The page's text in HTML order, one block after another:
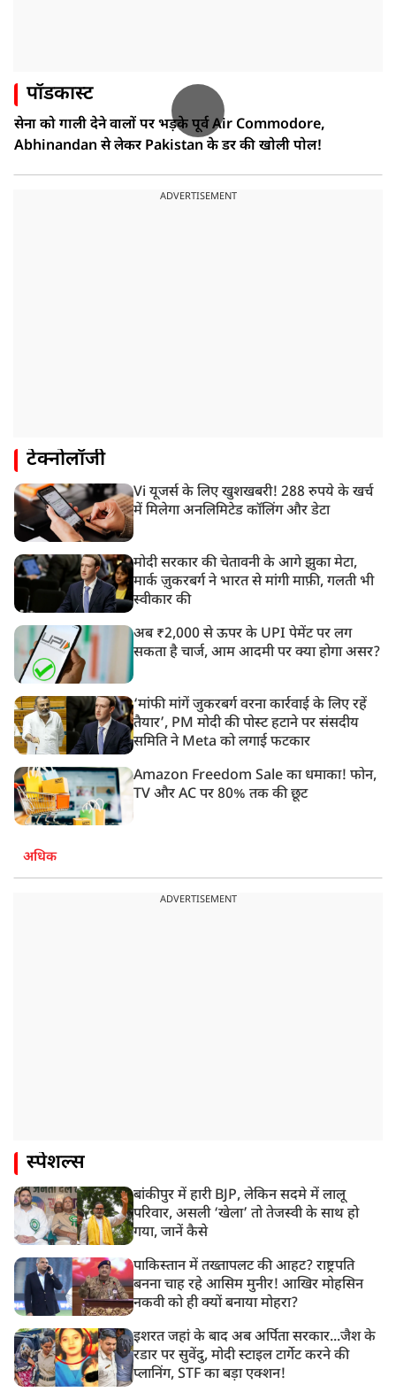
पॉडकास्ट
सेना को गाली देने वालों पर भड़के पूर्व Air Commodore,
Abhinandan से लेकर Pakistan के डर की खोली पोल!
ADVERTISEMENT
टेक्नोलॉजी
Vi यूजर्स के लिए खुशखबरी! 288 रुपये के खर्च
में मिलेगा अनलिमिटेड कॉलिंग और डेटा
मोदी सरकार की चेतावनी के आगे झुका मेटा,
मार्क ज़ुकरबर्ग ने भारत से मांगी माफ़ी, गलती भी
स्वीकार की
अब ₹2,000 से ऊपर के UPI पेमेंट पर लग
सकता है चार्ज, आम आदमी पर क्या होगा असर?
‘मांफी मांगें जुकरबर्ग वरना कार्रवाई के लिए रहें
तैयार’, PM मोदी की पोस्ट हटाने पर संसदीय
समिति ने Meta को लगाई फटकार
Amazon Freedom Sale का धमाका! फोन,
TV और AC पर 80% तक की छूट
अधिक
ADVERTISEMENT
स्पेशल्स
बांकीपुर में हारी BJP, लेकिन सदमे में लालू
परिवार, असली ‘खेला’ तो तेजस्वी के साथ हो
गया, जानें कैसे
पाकिस्तान में तख्तापलट की आहट? राष्ट्रपति
बनना चाह रहे आसिम मुनीर! आखिर मोहसिन
नकवी को ही क्यों बनाया मोहरा?
इशरत जहां के बाद अब अर्पिता सरकार...जैश के
रडार पर सुवेंदु, मोदी स्टाइल टार्गेट करने की
प्लानिंग, STF का बड़ा एक्शन!